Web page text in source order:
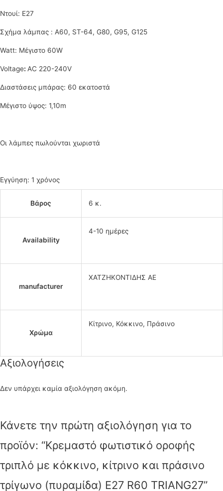
Ντουί: Ε27
Σχήμα λάμπας : A60, ST-64, G80, G95, G125
Watt: Μέγιστο 60W
Voltage: AC 220-240V
Διαστάσεις μπάρας: 60 εκατοστά
Μέγιστο ύψος: 1,10m
Οι λάμπες πωλούνται χωριστά
Εγγύηση: 1 χρόνος
Βάρος 6 κ.
Availability
4-10 ημέρες
manufacturer
ΧΑΤΖΗΚΟΝΤΙΔΗΣ ΑΕ
Χρώμα
Κίτρινο, Κόκκινο, Πράσινο
Αξιολογήσεις
Δεν υπάρχει καμία αξιολόγηση ακόμη.
Κάνετε την πρώτη αξιολόγηση για το
προϊόν: “Κρεμαστό φωτιστικό οροφής
τριπλό με κόκκινο, κίτρινο και πράσινο
τρίγωνο (πυραμίδα) E27 R60 TRIANG27”